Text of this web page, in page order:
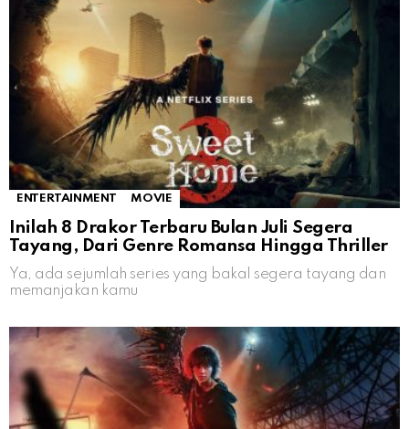
ENTERTAINMENT MOVIE
Inilah 8 Drakor Terbaru Bulan Juli Segera
Tayang, Dari Genre Romansa Hingga Thriller
Ya, ada sejumlah series yang bakal segera tayang dan
memanjakan kamu